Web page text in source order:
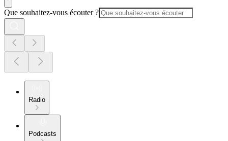
Que souhaitez-vous écouter ?
Radio
Podcasts